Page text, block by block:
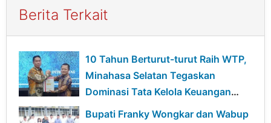
Berita Terkait
10 Tahun Berturut-turut Raih WTP,
Minahasa Selatan Tegaskan
Dominasi Tata Kelola Keuangan
Daerah
Bupati Franky Wongkar dan Wabup